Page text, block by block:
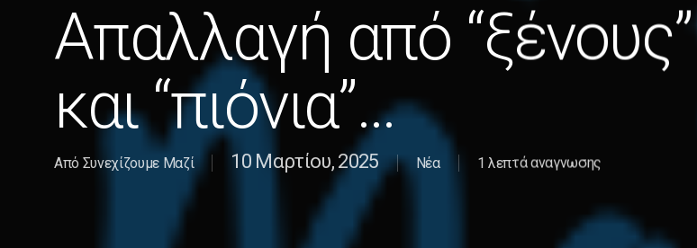
Απαλλαγή από “ξένους”
και “πιόνια”…
Από Συνεχίζουμε Μαζί 10 Μαρτίου, 2025 Νέα 1 λεπτά αναγνωσης